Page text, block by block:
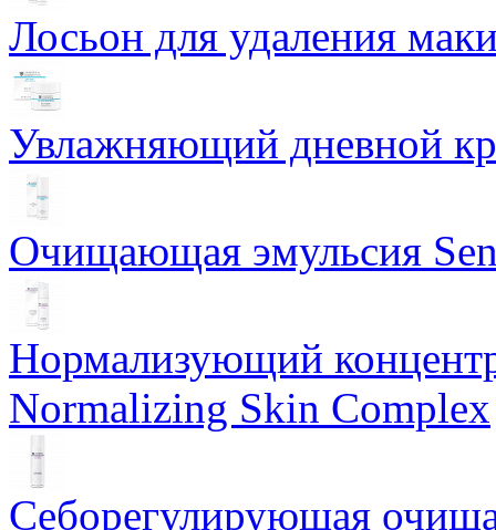
Лосьон для удаления
Увлажняющий дневной
Очищающая эмульсия
Нормализующий
Normalizing Skin Complex
Себорегулирующая